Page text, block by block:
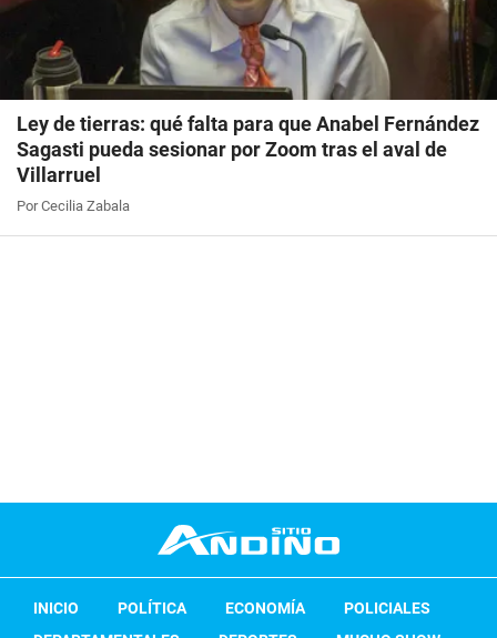
Ley de tierras: qué falta para que Anabel Fernández
Sagasti pueda sesionar por Zoom tras el aval de
Villarruel
Por Cecilia Zabala
INICIO POLÍTICA ECONOMÍA
POLICIALES